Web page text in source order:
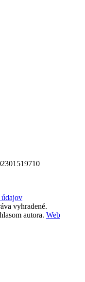
údajov
vyhradené.
autora. Web